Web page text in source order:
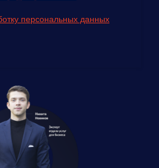
персональных данных
я
конфиденциальности